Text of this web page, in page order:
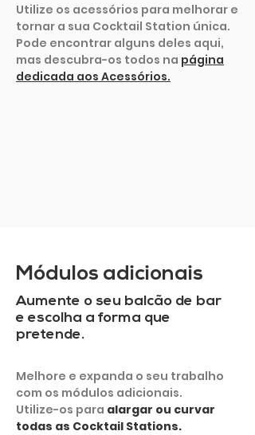
Utilize os acessórios para melhorar e
tornar a sua Cocktail Station única.
Pode encontrar alguns deles aqui,
mas descubra-os todos na página
dedicada aos Acessórios.
Módulos adicionais
Aumente o seu balcão de bar
e escolha a forma que
pretende.
Melhore e expanda o seu trabalho
com os módulos adicionais.
Utilize-os para alargar ou curvar
todas as Cocktail Stations.